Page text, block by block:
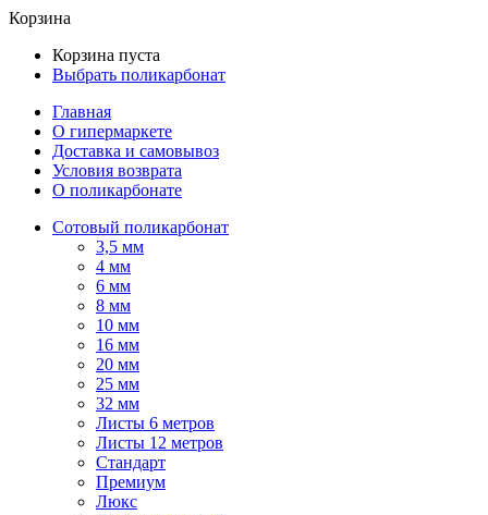
Корзина
Корзина пуста
Выбрать поликарбонат
Главная
О гипермаркете
Доставка и самовывоз
Условия возврата
О поликарбонате
Сотовый поликарбонат
3,5 мм
4 мм
6 мм
8 мм
10 мм
16 мм
20 мм
25 мм
32 мм
Листы 6 метров
Листы 12 метров
Стандарт
Премиум
Люкс